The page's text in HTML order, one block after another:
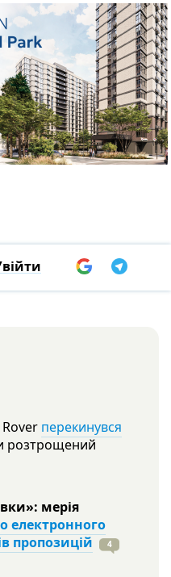
перекинувся
розтрощений
мерія
електронного
пропозицій
4